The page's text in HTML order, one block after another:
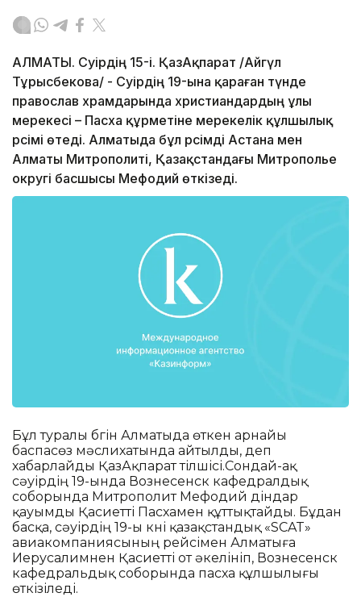
АЛМАТЫ. Сәуірдің 15-і. ҚазАқпарат /Айгүл
Тұрысбекова/ - Сәуірдің 19-ына қараған түнде
православ храмдарында христиандардың ұлы
мерекесі – Пасха құрметіне мерекелік құлшылық
рәсімі өтеді. Алматыда бұл рәсімді Астана мен
Алматы Митрополиті, Қазақстандағы Митрополье
округі басшысы Мефодий өткізеді.
Бұл туралы бүгін Алматыда өткен арнайы
баспасөз мәслихатында айтылды, деп
хабарлайды ҚазАқпарат тілшісі.Сондай-ақ
сәуірдің 19-ында Вознесенск кафедралдық
соборында Митрополит Мефодий діндар
қауымды Қасиетті Пасхамен құттықтайды. Бұдан
басқа, сәуірдің 19-ы күні қазақстандық «SCAT»
авиакомпаниясының рейсімен Алматыға
Иерусалимнен Қасиетті от әкелініп, Вознесенск
кафедральдық соборында пасха құлшылығы
өткізіледі.